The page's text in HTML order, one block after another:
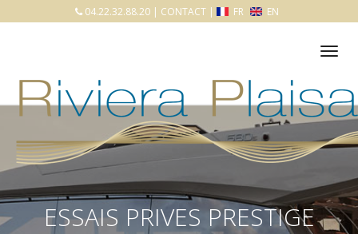
04.22.32.88.20 | CONTACT | FR EN
ESSAIS PRIVES PRESTIGE